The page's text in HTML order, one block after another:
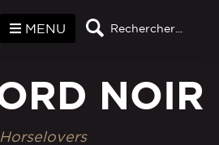
Rechercher...
MENU
NOIR
cookies